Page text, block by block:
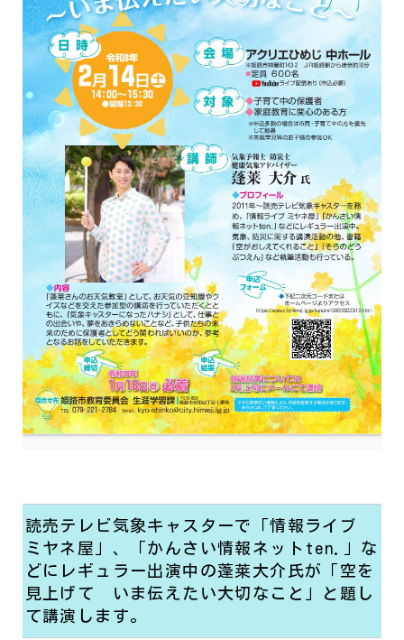
読売テレビ気象キャスターで「情報ライブ
ミヤネ屋」、「かんさい情報ネットten.」な
どにレギュラー出演中の蓬莱大介氏が「空を
見上げて いま伝えたい大切なこと」と題し
て講演します。